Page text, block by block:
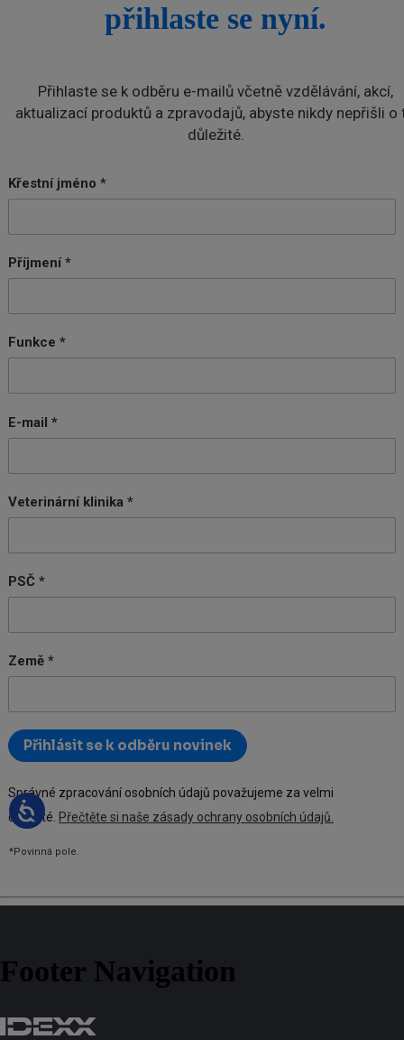
přihlaste se nyní.
Přihlaste se k odběru e-mailů včetně vzdělávání, akcí,
aktualizací produktů a zpravodajů, abyste nikdy nepřišli o
důležité.
Footer Navigation